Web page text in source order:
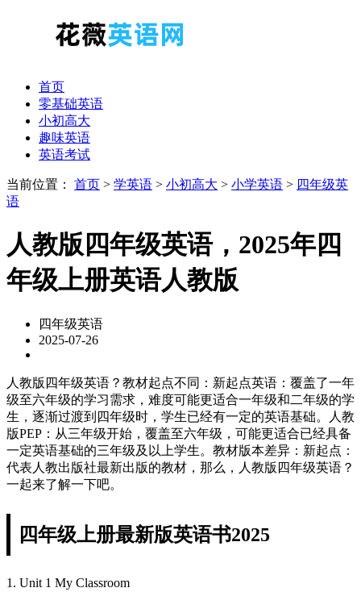
首页
零基础英语
小初高大
趣味英语
英语考试
当前位置： 首页 > 学英语 > 小初高大 > 小学英语 > 四年级英
语
人教版四年级英语，2025年四
年级上册英语人教版
四年级英语
2025-07-26
人教版四年级英语？教材起点不同：新起点英语：覆盖了一年
级至六年级的学习需求，难度可能更适合一年级和二年级的学
生，逐渐过渡到四年级时，学生已经有一定的英语基础。人教
版PEP：从三年级开始，覆盖至六年级，可能更适合已经具备
一定英语基础的三年级及以上学生。教材版本差异：新起点：
代表人教出版社最新出版的教材，那么，人教版四年级英语？
一起来了解一下吧。
四年级上册最新版英语书2025
1. Unit 1 My Classroom